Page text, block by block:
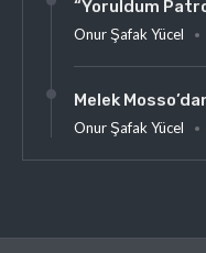
“Yoruldum
Onur Şafak Yücel
Melek
Onur Şafak Yücel